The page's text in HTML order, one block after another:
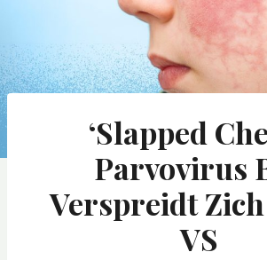
‘Slapped
Parvovirus
Verspreidt
VS